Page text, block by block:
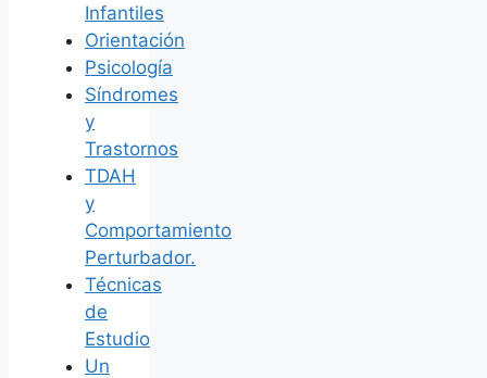
Infantiles
Orientación
Psicología
Síndromes
y
Trastornos
TDAH
y
Comportamiento
Perturbador.
Técnicas
de
Estudio
Un